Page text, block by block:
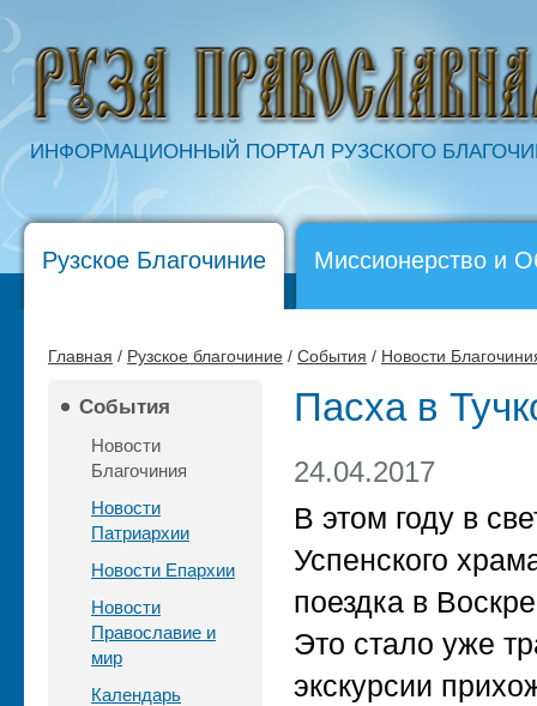
ИНФОРМАЦИОННЫЙ ПОРТАЛ РУЗСКОГО
Рузское Благочиние Миссионерство и
Главная / Рузское благочиние / События / Новости
События
Новости
Благочиния
Новости
Патриархии
Новости Епархии
Новости
Православие и
мир
Календарь
Пасха в
24.04.2017
В этом году в
Успенского
поездка в
Это стало уже
экскурсии